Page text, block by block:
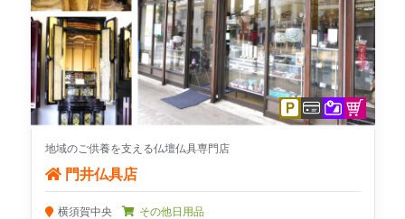
地域のご供養を支える仏壇仏具専門店
門井仏具店
横須賀中央 その他日用品